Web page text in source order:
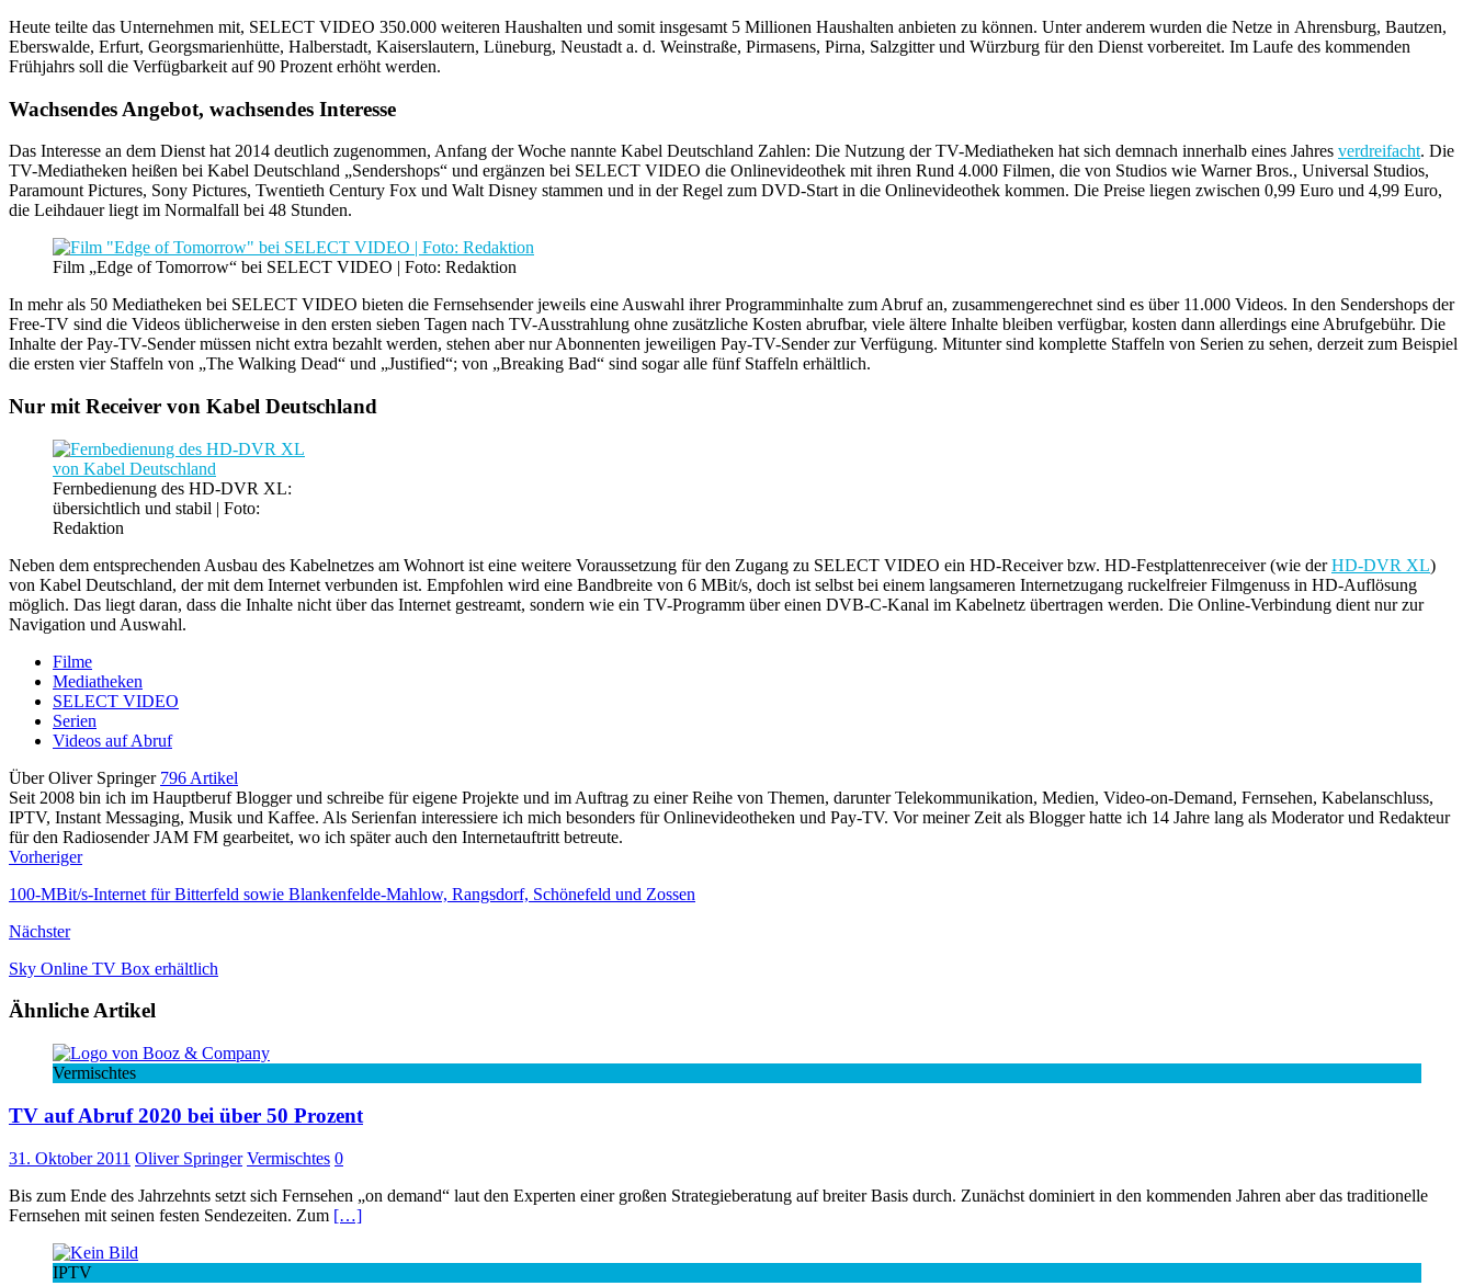
Heute teilte das Unternehmen mit, SELECT VIDEO 350.000 weiteren Haushalten und somit insgesamt 5 Millionen Haushalten anbieten zu können. Unter anderem wurden die Netze in Ahrensburg, Bautzen,
Eberswalde, Erfurt, Georgsmarienhütte, Halberstadt, Kaiserslautern, Lüneburg, Neustadt a. d. Weinstraße, Pirmasens, Pirna, Salzgitter und Würzburg für den Dienst vorbereitet. Im Laufe des kommenden
Frühjahrs soll die Verfügbarkeit auf 90 Prozent erhöht werden.
Wachsendes Angebot, wachsendes Interesse
Das Interesse an dem Dienst hat 2014 deutlich zugenommen, Anfang der Woche nannte Kabel Deutschland Zahlen: Die Nutzung der TV-Mediatheken hat sich demnach innerhalb eines Jahres verdreifacht. Die
TV-Mediatheken heißen bei Kabel Deutschland „Sendershops“ und ergänzen bei SELECT VIDEO die Onlinevideothek mit ihren Rund 4.000 Filmen, die von Studios wie Warner Bros., Universal Studios,
Paramount Pictures, Sony Pictures, Twentieth Century Fox und Walt Disney stammen und in der Regel zum DVD-Start in die Onlinevideothek kommen. Die Preise liegen zwischen 0,99 Euro und 4,99 Euro,
die Leihdauer liegt im Normalfall bei 48 Stunden.
Film „Edge of Tomorrow“ bei SELECT VIDEO | Foto: Redaktion
In mehr als 50 Mediatheken bei SELECT VIDEO bieten die Fernsehsender jeweils eine Auswahl ihrer Programminhalte zum Abruf an, zusammengerechnet sind es über 11.000 Videos. In den Sendershops der
Free-TV sind die Videos üblicherweise in den ersten sieben Tagen nach TV-Ausstrahlung ohne zusätzliche Kosten abrufbar, viele ältere Inhalte bleiben verfügbar, kosten dann allerdings eine Abrufgebühr. Die
Inhalte der Pay-TV-Sender müssen nicht extra bezahlt werden, stehen aber nur Abonnenten jeweiligen Pay-TV-Sender zur Verfügung. Mitunter sind komplette Staffeln von Serien zu sehen, derzeit zum Beispiel
die ersten vier Staffeln von „The Walking Dead“ und „Justified“; von „Breaking Bad“ sind sogar alle fünf Staffeln erhältlich.
Nur mit Receiver von Kabel Deutschland
Fernbedienung des HD-DVR XL:
übersichtlich und stabil | Foto:
Redaktion
Neben dem entsprechenden Ausbau des Kabelnetzes am Wohnort ist eine weitere Voraussetzung für den Zugang zu SELECT VIDEO ein HD-Receiver bzw. HD-Festplattenreceiver (wie derHD-DVR XL)
von Kabel Deutschland, der mit dem Internet verbunden ist. Empfohlen wird eine Bandbreite von 6 MBit/s, doch ist selbst bei einem langsameren Internetzugang ruckelfreier Filmgenuss in HD-Auflösung
möglich. Das liegt daran, dass die Inhalte nicht über das Internet gestreamt, sondern wie ein TV-Programm über einen DVB-C-Kanal im Kabelnetz übertragen werden. Die Online-Verbindung dient nur zur
Navigation und Auswahl.
Filme
Mediatheken
SELECT VIDEO
Serien
Videos auf Abruf
Über Oliver Springer 796 Artikel
Seit 2008 bin ich im Hauptberuf Blogger und schreibe für eigene Projekte und im Auftrag zu einer Reihe von Themen, darunter Telekommunikation, Medien, Video-on-Demand, Fernsehen, Kabelanschluss,
IPTV, Instant Messaging, Musik und Kaffee. Als Serienfan interessiere ich mich besonders für Onlinevideotheken und Pay-TV. Vor meiner Zeit als Blogger hatte ich 14 Jahre lang als Moderator und Redakteur
für den Radiosender JAM FM gearbeitet, wo ich später auch den Internetauftritt betreute.
Vorheriger
100-MBit/s-Internet für Bitterfeld sowie Blankenfelde-Mahlow, Rangsdorf, Schönefeld und Zossen
Nächster
Sky Online TV Box erhältlich
Ähnliche Artikel
Vermischtes
TV auf Abruf 2020 bei über 50 Prozent
31. Oktober 2011 Oliver Springer Vermischtes 0
Bis zum Ende des Jahrzehnts setzt sich Fernsehen „on demand“ laut den Experten einer großen Strategieberatung auf breiter Basis durch. Zunächst dominiert in den kommenden Jahren aber das traditionelle
Fernsehen mit seinen festen Sendezeiten. Zum […]
IPTV